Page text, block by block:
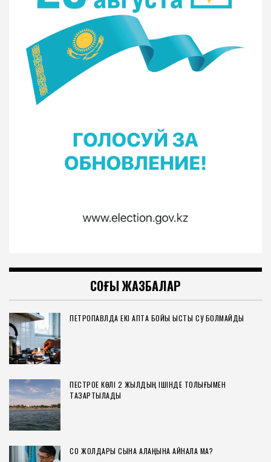
СОҢҒЫ ЖАЗБАЛАР
ПЕТРОПАВЛДА ЕКІ АПТА БОЙЫ ЫСТЫҚ СУ БОЛМАЙДЫ
ПЕСТРОЕ КӨЛІ 2 ЖЫЛДЫҢ ІШІНДЕ ТОЛЫҒЫМЕН
ТАЗАРТЫЛАДЫ
СҚО ЖОЛДАРЫ СЫНАҚ АЛАҢЫНА АЙНАЛА МА?